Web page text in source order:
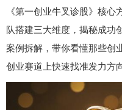
《第一创业牛叉诊股》核
队搭建三大维度，揭秘成功
案例拆解，带你看懂那些创
创业赛道上快速找准发力方向